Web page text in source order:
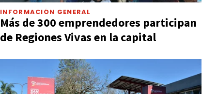
INFORMACIÓN GENERAL
Más de 300 emprendedores participan
de Regiones Vivas en la capital